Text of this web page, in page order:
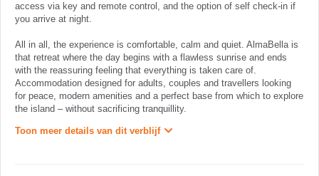
access via key and remote control, and the option of self check-in if
you arrive at night.
All in all, the experience is comfortable, calm and quiet. AlmaBella is
that retreat where the day begins with a flawless sunrise and ends
with the reassuring feeling that everything is taken care of.
Accommodation designed for adults, couples and travellers looking
for peace, modern amenities and a perfect base from which to explore
the island – without sacrificing tranquillity.
Toon meer details van dit verblijf